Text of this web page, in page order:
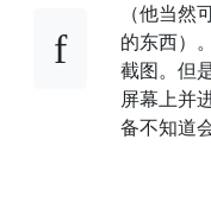
（他当
的东西）
截图。但
屏幕上并
备不知道